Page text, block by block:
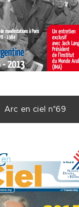
Arc en ciel n°69